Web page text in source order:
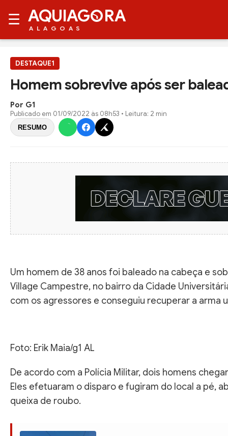
☰ AQUIAG RA
ALAGOAS
DESTAQUE1
Homem sobrevive após ser
Por G1
Publicado em 01/09/2022 às 08h53 • Leitura: 2 min
RESUMO
Um homem de 38 anos foi baleado na cabeça e
Village Campestre, no bairro da Cidade
com os agressores e conseguiu recuperar a arma
Foto: Erik Maia/g1 AL
De acordo com a Polícia Militar, dois homens
Eles efetuaram o disparo e fugiram do local a pé,
queixa de roubo.